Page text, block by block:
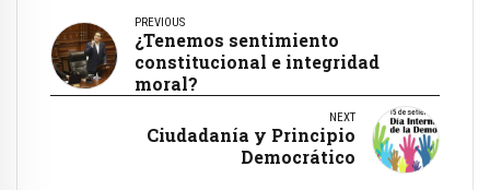
PREVIOUS
¿Tenemos sentimiento
constitucional e integridad
moral?
NEXT
Ciudadanía y Principio
Democrático